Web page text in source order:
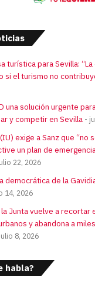
turística para Sevilla:
si el turismo no
una solución urgente
y competir en Sevilla
exige a Sanz que “no
un plan de
22, 2026
democrática de la
14, 2026
Junta vuelve a recortar
y abandona a
julio 8, 2026
habla?